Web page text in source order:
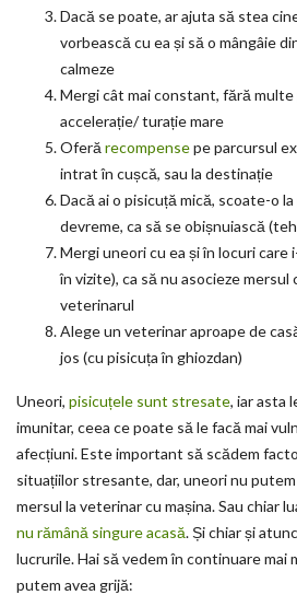
Dacă se poate, ar ajuta să stea
vorbească cu ea și să o mângâie
calmeze
Mergi cât mai constant, fără
accelerație/ turație mare
Oferă recompensepe parcursul
intrat în cușcă, sau la destinație
Dacă ai o pisicuță mică, scoate-o
devreme, ca să se obișnuiască
Mergi uneori cu ea și în locuri care
în vizite), ca să nu asocieze mersul
veterinarul
Alege un veterinar aproape de
jos (cu pisicuța în ghiozdan)
Uneori, pisicuțele sunt stresate, iar asta
imunitar, ceea ce poate să le facă mai
afecțiuni. Este important să scădem
situațiilor stresante, dar, uneori nu
mersul la veterinar cu mașina. Sau chiar
nu rămână singure acasă. Și chiar și
lucrurile. Hai să vedem în continuare mai
putem avea grijă: